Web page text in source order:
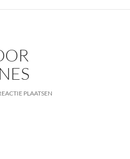
PLAATSEN